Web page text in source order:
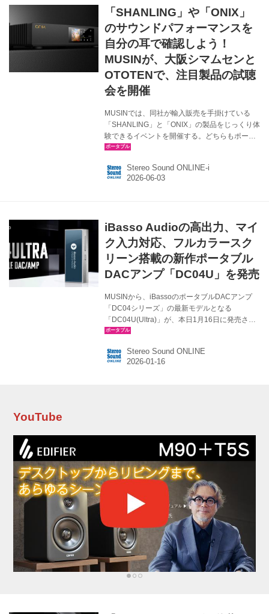
実施する。 ●SHANLING「Regal／Shining
Blue」 Regalは、低域、中域、高域のトライ
ブ...
「SHANLING」や「ONIX」
のサウンドパフォーマンスを
自分の耳で確認しよう！
MUSINが、大阪シマムセンと
OTOTENで、注目製品の試聴
会を開催
MUSINでは、同社が輸入販売を手掛けている
「SHANLING」と「ONIX」の製品をじっくり体
験できるイベントを開催する。どちらもポータ
ブルやネットワークオーディオの分野で注目を
験する価値は充分あるはず。 まず6月13日
（土）には、大阪のシマムセンにて
ースで開催予定という。それぞれの詳細は以下
の通りなので、興味のある方はぜひ足を運んで
いただきたい。 シマムセン試聴会「SHANLING
& ONI...
Stereo Sound ONLINE-i
iBasso Audioの高出力、マイ
ク入力対応、フルカラースク
リーン搭載の新作ポータブル
DACアンプ「DC04U」を発売
MUSINから、iBassoのポータブルDACアンプ
「DC04シリーズ」の最新モデルとなる
「DC04U(Ultra)」が、本日1月16日に発売され
る。価格は￥19,800（税込）。 DC04Uは
ルトラ」の名に相応しい、サウンド・機能性の
クオリティを再定義するモデルになるという。
る。 「バスパワー電源入力」のみで安定した高
Stereo Sound ONLINE
YouTube